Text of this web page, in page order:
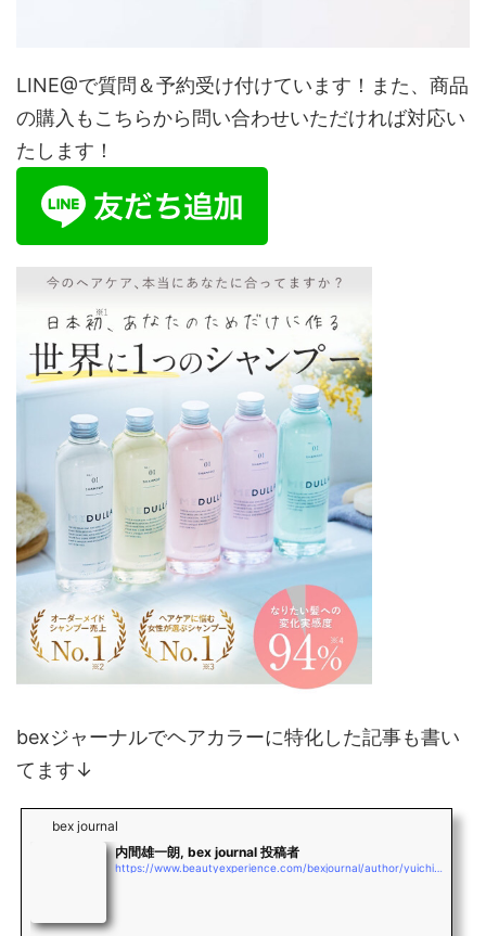
LINE@で質問＆予約受け付けています！また、商品
の購入もこちらから問い合わせいただければ対応い
たします！
bexジャーナルでヘアカラーに特化した記事も書い
てます↓
bex journal
内間雄一朗, bex journal 投稿者